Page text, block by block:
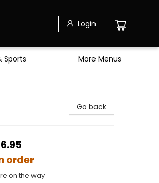
Login
Sports More Menus
Go back
order
on the way